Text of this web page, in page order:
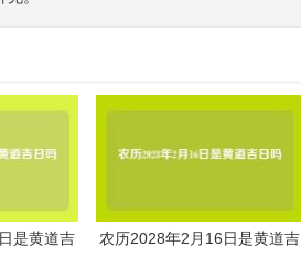
是黄道吉
农历2028年2月16日是黄道吉